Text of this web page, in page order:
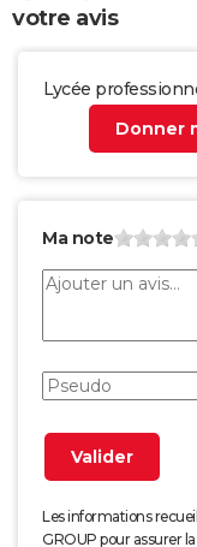
votre avis
Lycée
Donner
Ma note
Les informations
GROUP pour assurer